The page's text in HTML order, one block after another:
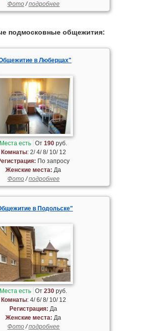
Фото/подробнее
подмосковные общежития:
в Люберцах"
Места есть От190 руб.
Комнаты: 2/ 4/ 8/ 10/ 12
По запросу
Женские места: Да
Фото/подробнее
в Подольске"
Места есть От230 руб.
Комнаты: 4/ 6/ 8/ 10/ 12
Регистрация: Да
Женские места: Да
Фото/подробнее